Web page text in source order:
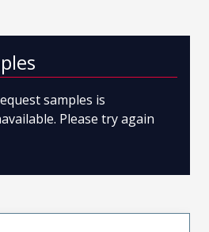
samples is
Please try again